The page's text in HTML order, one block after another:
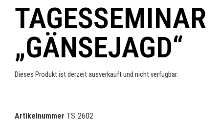
TAGESSEMINAR
„GÄNSEJAGD“
Dieses Produkt ist derzeit ausverkauft und nicht verfügbar.
Artikelnummer TS-2602